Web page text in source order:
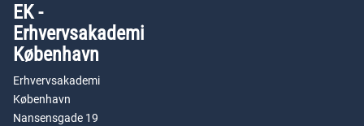
EK -
Erhvervsakademi
København
Erhvervsakademi
København
Nansensgade 19